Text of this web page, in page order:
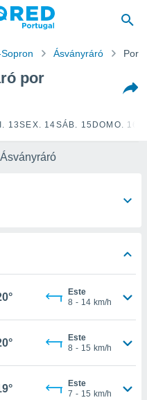
Ásványráró Por
por
13SEX. 14SÁB. 15 DOMO. 16
Este
8 - 14 km/h
Este
8 - 15 km/h
Este
7 - 15 km/h